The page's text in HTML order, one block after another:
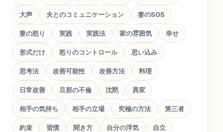
大声 夫とのコミュニケーション 妻のSOS
妻の怒り 実践 実践法 家の雰囲気 幸せ
形式だけ 怒りのコントロール 思い込み
思考法 改善可能性 改善方法 料理
日常改善 旦那の不倫 沈黙 異変
相手の気持ち 相手の立場 究極の方法 第三者
約束 習慣 聞き方 自分の浮気 自立